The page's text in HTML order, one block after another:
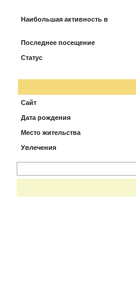
Наибольшая активность в
Последнее посещение
Статус
Сайт
Дата рождения
Место жительства
Увлечения